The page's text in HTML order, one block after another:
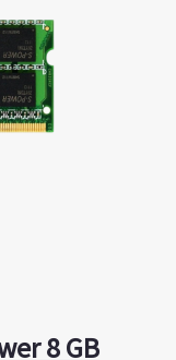
8 GB